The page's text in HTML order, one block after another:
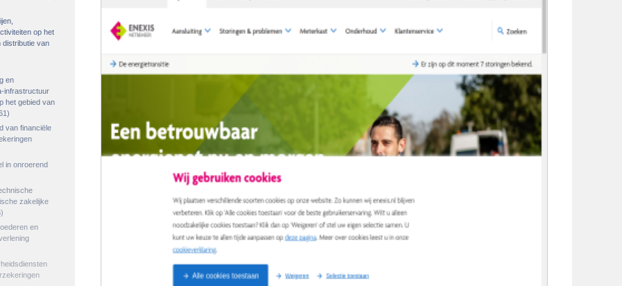
op het
distributie van
en
infrastructuur
het gebied van
van financiële
in onroerend
zakelijke
en